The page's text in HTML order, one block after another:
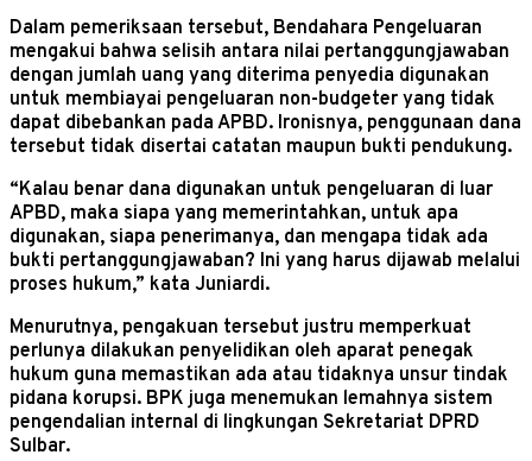
Dalam pemeriksaan tersebut, Bendahara Pengeluaran
mengakui bahwa selisih antara nilai pertanggungjawaban
dengan jumlah uang yang diterima penyedia digunakan
untuk membiayai pengeluaran non-budgeter yang tidak
dapat dibebankan pada APBD. Ironisnya, penggunaan dana
tersebut tidak disertai catatan maupun bukti pendukung.
“Kalau benar dana digunakan untuk pengeluaran di luar
APBD, maka siapa yang memerintahkan, untuk apa
digunakan, siapa penerimanya, dan mengapa tidak ada
bukti pertanggungjawaban? Ini yang harus dijawab melalui
proses hukum,” kata Juniardi.
Menurutnya, pengakuan tersebut justru memperkuat
perlunya dilakukan penyelidikan oleh aparat penegak
hukum guna memastikan ada atau tidaknya unsur tindak
pidana korupsi. BPK juga menemukan lemahnya sistem
pengendalian internal di lingkungan Sekretariat DPRD
Sulbar.